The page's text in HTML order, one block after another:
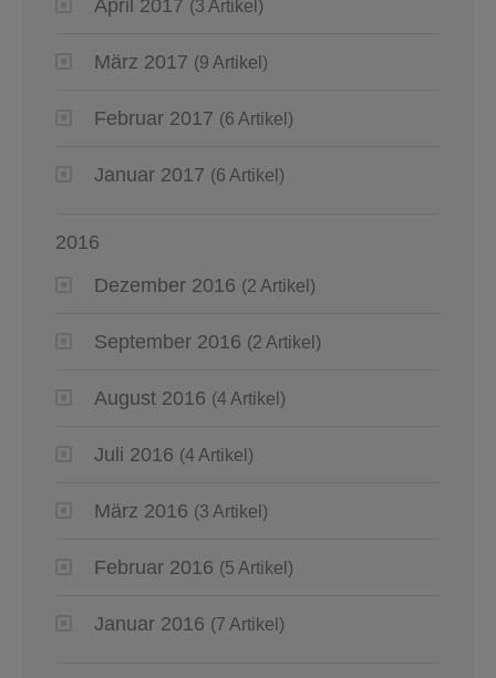
April 2017 (3 Artikel)
März 2017 (9 Artikel)
Februar 2017 (6 Artikel)
Januar 2017 (6 Artikel)
2016
Dezember 2016 (2 Artikel)
September 2016 (2 Artikel)
August 2016 (4 Artikel)
Juli 2016 (4 Artikel)
März 2016 (3 Artikel)
Februar 2016 (5 Artikel)
Januar 2016 (7 Artikel)